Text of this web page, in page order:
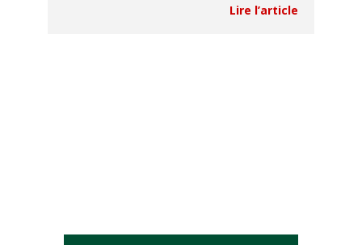
Lire l’article